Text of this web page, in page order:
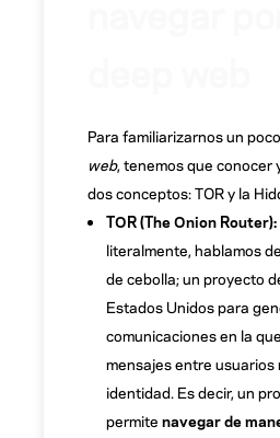
Para familiarizarnos un
web, tenemos que conocer
dos conceptos: TOR y la
TOR (The Onion Router):
literalmente, hablamos
de cebolla; un proyecto
Estados Unidos para
comunicaciones en la
mensajes entre usuarios
identidad. Es decir, un
permite navegar de